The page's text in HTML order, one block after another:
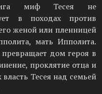
миф Тесея не
в походах против
женой или пленницей
мать Ипполита.
дом героя в
проклятие отца и
Тесея над семьей